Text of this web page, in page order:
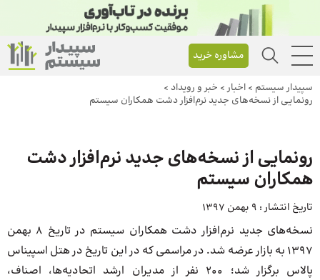
مشاوره خرید
سپیدار سیستم > اخبار> خبر و رویداد >
رونمایی از نسخه‌های جدید نرم‌افزار دشت همکاران سیستم
رونمایی از نسخه‌های جدید نرم‌افزار دشت
همکاران سیستم
تاریخ انتشار : 9 بهمن 1397
نسخه‌های جدید نرم‌افزار دشت همکاران سیستم در تاریخ 8 بهمن
1397 به بازار عرضه شد. در مراسمی که در این تاریخ در هتل اسپیناس
پالاس برگزار شد؛ 200 نفر از مدیران ارشد اتحادیه‌ها، اصناف،